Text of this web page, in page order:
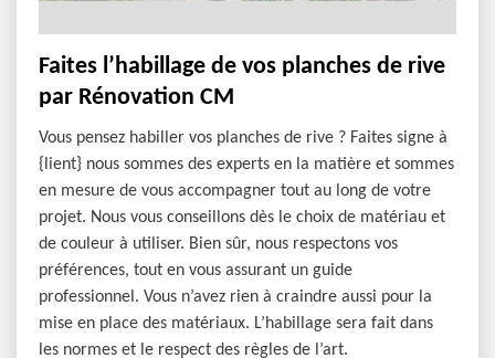
Faites l’habillage de vos planches de rive
par Rénovation CM
Vous pensez habiller vos planches de rive ? Faites signe à
{lient} nous sommes des experts en la matière et sommes
en mesure de vous accompagner tout au long de votre
projet. Nous vous conseillons dès le choix de matériau et
de couleur à utiliser. Bien sûr, nous respectons vos
préférences, tout en vous assurant un guide
professionnel. Vous n’avez rien à craindre aussi pour la
mise en place des matériaux. L’habillage sera fait dans
les normes et le respect des règles de l’art.